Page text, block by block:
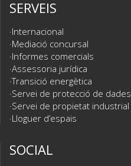
SERVEIS
Internacional
Mediació concursal
Informes comercials
Assessoria jurídica
Transició energètica
Servei de protecció de dades
Servei de propietat industrial
Lloguer d’espais
SOCIAL